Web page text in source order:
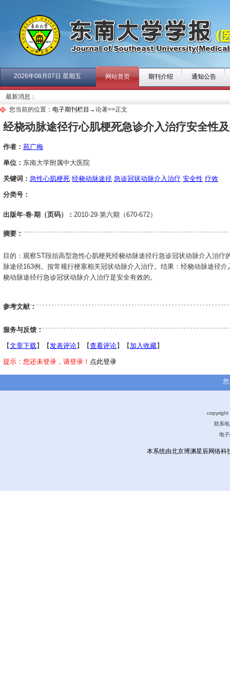
2026年08月07日 星期五 网站首页 期刊介绍 通知公告
最新消息：
您当前的位置： 电子期刊栏目 →论著>>正文
经桡动脉途径行心肌梗死急诊介入治疗安全性
作者： 苑广梅
单位： 东南大学附属中大医院
关键词： 急性心肌梗死 经桡动脉途径 急诊冠状动脉介入治疗 安全性 疗效
分类号：
出版年·卷·期（页码）： 2010·29·第六期（670-672）
摘要：
目的：观察ST段抬高型急性心肌梗死经桡动脉途径行急诊冠状动脉介入治
脉途径163例。按常规行梗塞相关冠状动脉介入治疗。结果：经桡动脉途径
桡动脉途径行急诊冠状动脉介入治疗是安全有效的。
参考文献：
服务与反馈：
【文章下载】【发表评论】【查看评论】【 加入收藏】
提示：您还未登录，请登录！ 点此登录
copyright
联系
电
本系统由北京博渊星辰网络科